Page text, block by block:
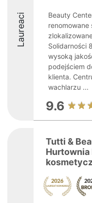
Laureaci
Beauty
renomowane
Solidarności
wysoką
podejściem
klienta.
wachlarzu ...
9.6
Tutti &